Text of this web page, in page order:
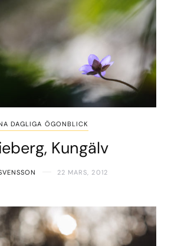
DAGLIGA ÖGONBLICK
Kungälv
22 MARS, 2012